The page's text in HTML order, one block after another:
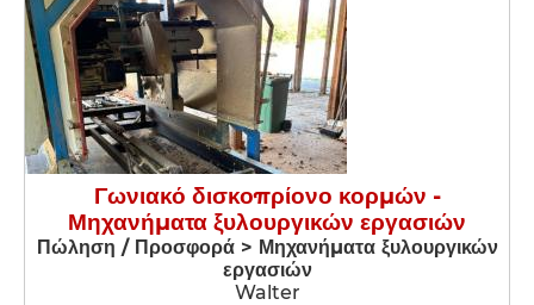
Γωνιακό δισκοπρίονο κορμών -
Μηχανήματα ξυλουργικών εργασιών
Πώληση / Προσφορά > Μηχανήματα ξυλουργικών
εργασιών
Walter